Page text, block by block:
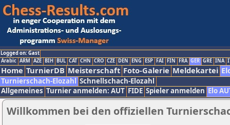
Logged on: Gast
Arabic ARM AZE BIH BUL CAT CHN CRO CZE DEN ENG ESP FAI FIN FRA GER GRE INA
Home TurnierDB Meisterschaft Foto-Galerie Meldekartei
Turnierschach-Elozahl Schnellschach-Elozahl
Allgemeines Turnier anmelden: AUT FIDE Spieler anmelden Elo
Willkommen bei den offiziellen